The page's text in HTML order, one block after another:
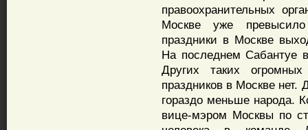
правоохранительных
Москве уже
праздники в Москве
На последнем Сабантуе
Других таких
праздников в Москве
гораздо меньше народа.
вице-мэром Москвы по